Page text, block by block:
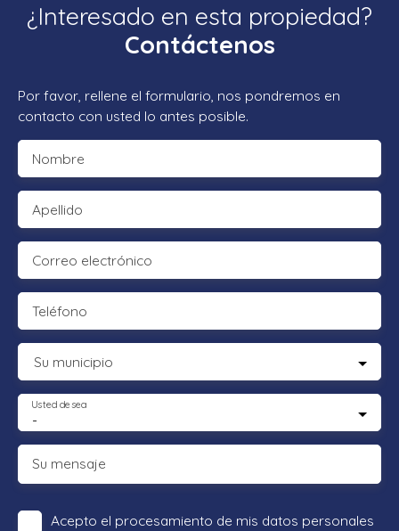
¿Interesado en esta propiedad?
Contáctenos
Por favor, rellene el formulario, nos pondremos en
contacto con usted lo antes posible.
Nombre
Apellido
Correo electrónico
Teléfono
Su municipio
-
Usted desea
Su mensaje
Acepto el procesamiento de mis datos personales